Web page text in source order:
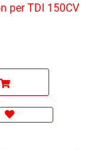
per TDI 150CV